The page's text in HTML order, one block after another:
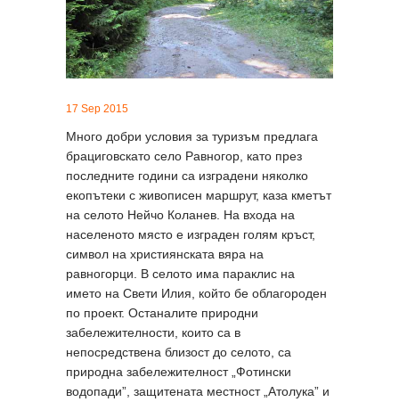
17 Sep 2015
Много добри условия за туризъм предлага
брациговскато село Равногор, като през
последните години са изградени няколко
екопътеки с живописен маршрут, каза кметът
на селото Нейчо Коланев. На входа на
населеното място е изграден голям кръст,
символ на християнската вяра на
равногорци. В селото има параклис на
името на Свети Илия, който бе облагороден
по проект. Останалите природни
забележителности, които са в
непосредствена близост до селото, са
природна забележителност „Фотински
водопади”, защитената местност „Атолука” и